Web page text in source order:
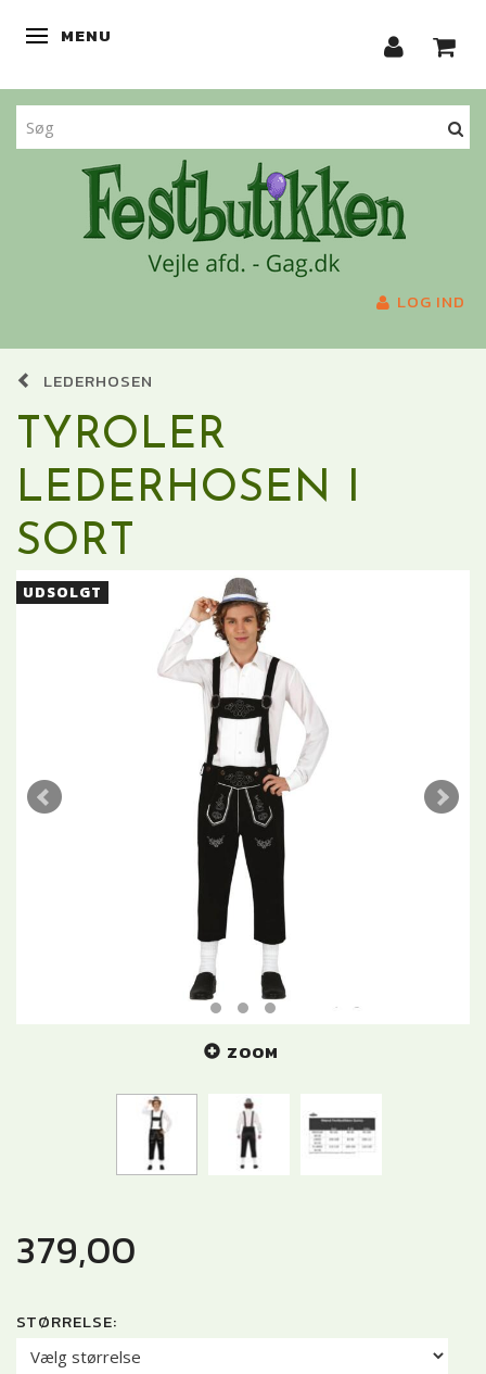
SKIFTE NAVIGATION
MENU
LOG IND
LEDERHOSEN
TYROLER
LEDERHOSEN I
SORT
UDSOLGT
ZOOM
379,00
STØRRELSE: